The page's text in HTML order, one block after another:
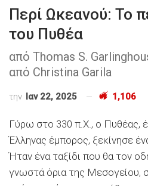
Περί Ωκεανού: Το
του Πυθέα
από Thomas S.
από Christina Garila
την Ιαν 22, 2025 1,106
Γύρω στο 330 π.Χ., ο Πυθέας,
Έλληνας έμπορος, ξεκίνησε
Ήταν ένα ταξίδι που θα τον
γνωστά όρια της Μεσογείου,